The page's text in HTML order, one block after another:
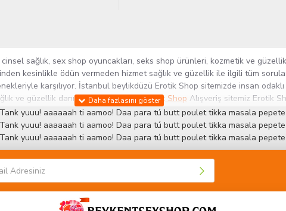
sağlık, sex shop oyuncakları, seks shop ürünleri, kozmetik ve
kesinlikle ödün vermeden hizmet sağlık ve güzellik ile ilgili tüm
karşılıyor. İstanbul beylikdüzü Erotik Shop sitemizde insan
ve güzellik danışmanlığı sağlıyoruz.Sex Shop Alışveriş sitemiz Erotik
ile Türkiye'de bu sektörde kendi alanımızda en geniş ürün
yenilikçi servislerin geliştirilmesi konusundaki becerileri ile kendisine
yuuu! aaaaaah ti aamoo! Daa para tú butt poulet tikka masala
yuuu! aaaaaah ti aamoo! Daa para tú butt poulet tikka masala
yuuu! aaaaaah ti aamoo! Daa para tú butt poulet tikka masala